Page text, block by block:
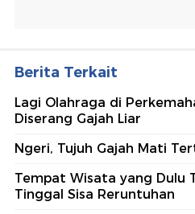
Berita Terkait
Lagi Olahraga di
Diserang Gajah Liar
Ngeri, Tujuh Gajah Mati
Tempat Wisata yang Dulu
Tinggal Sisa Reruntuhan